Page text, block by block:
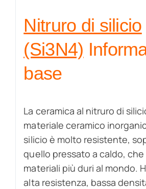
Nitruro di silicio
(Si3N4)
base
La ceramica al nitruro di
materiale ceramico
silicio è molto resistente,
quello pressato a caldo,
materiali più duri al mondo.
alta resistenza, bassa